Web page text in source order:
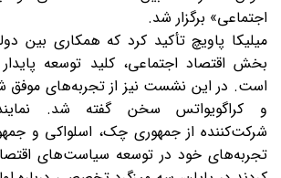
اجتماعی» برگزار شد.
میلیکا پاویچ تأکید کرد که همکاری بین
بخش اقتصاد اجتماعی، کلید توسعه
است. در این نشست نیز از تجربه‌های موفق
و کراگویواتس سخن گفته شد.
شرکت‌کننده از جمهوری چک، اسلواکی و
تجربه‌های خود در توسعه سیاست‌های